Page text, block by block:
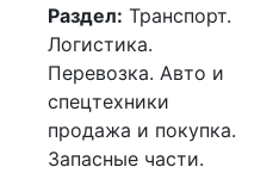
Раздел: Транспорт.
Логистика.
Перевозка. Авто и
спецтехники
продажа и покупка.
Запасные части.